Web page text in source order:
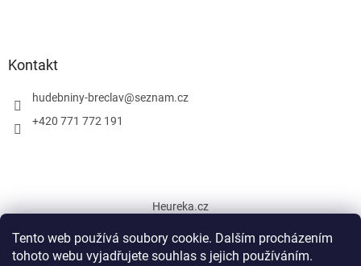
Tento web používá soubory cookie. Dalším procházením
tohoto webu vyjadřujete souhlas s jejich používáním.
Kontakt
hudebniny-breclav@seznam.cz
+420 771 772 191
Heureka.cz